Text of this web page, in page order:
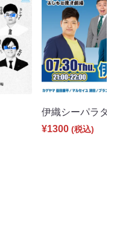
伊織シーパラ
¥1300 (税込)